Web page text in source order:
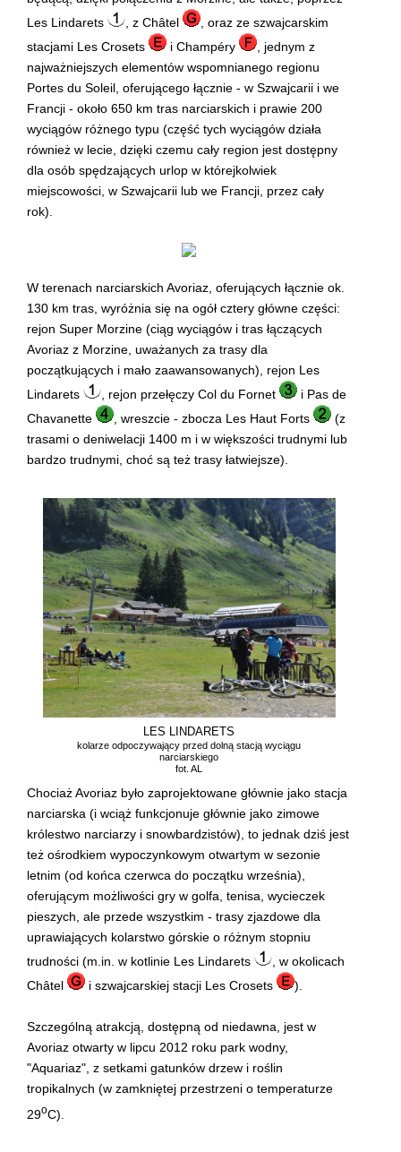
Les Lindarets
, z Châtel
, oraz ze szwajcarskim
stacjami Les Crosets
i Champéry
, jednym z
najważniejszych elementów wspomnianego regionu
Portes du Soleil, oferującego łącznie - w Szwajcarii i we
Francji - około 650 km tras narciarskich i prawie 200
wyciągów różnego typu (część tych wyciągów działa
również w lecie, dzięki czemu cały region jest dostępny
dla osób spędzających urlop w którejkolwiek
miejscowości, w Szwajcarii lub we Francji, przez cały
rok).
W terenach narciarskich Avoriaz, oferujących łącznie ok.
130 km tras, wyróżnia się na ogół cztery główne części:
rejon Super Morzine (ciąg wyciągów i tras łączących
Avoriaz z Morzine, uważanych za trasy dla
początkujących i mało zaawansowanych), rejon Les
Lindarets
, rejon przełęczy Col du Fornet
i Pas de
Chavanette
, wreszcie - zbocza Les Haut Forts
(z
trasami o deniwelacji 1400 m i w większości trudnymi lub
bardzo trudnymi, choć są też trasy łatwiejsze).
LES LINDARETS
kolarze odpoczywający przed dolną stacją wyciągu
narciarskiego
fot. AL
Chociaż Avoriaz było zaprojektowane głównie jako stacja
narciarska (i wciąż funkcjonuje głównie jako zimowe
królestwo narciarzy i snowbardzistów), to jednak dziś jest
też ośrodkiem wypoczynkowym otwartym w sezonie
letnim (od końca czerwca do początku września),
oferującym możliwości gry w golfa, tenisa, wycieczek
pieszych, ale przede wszystkim - trasy zjazdowe dla
uprawiających kolarstwo górskie o różnym stopniu
trudności (m.in. w kotlinie Les Lindarets
, w okolicach
Châtel
i szwajcarskiej stacji Les Crosets ).
Szczególną atrakcją, dostępną od niedawna, jest w
Avoriaz otwarty w lipcu 2012 roku park wodny,
"Aquariaz", z setkami gatunków drzew i roślin
tropikalnych (w zamkniętej przestrzeni o temperaturze
29oC).